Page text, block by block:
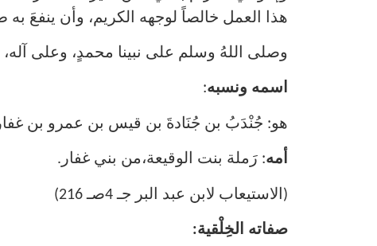
هذا العمل خالصاً لوجهه الكريم، وأن ينفعَ
وصلى اللهُ وسلم على نبينا محمدٍ، وعلى آله،
اسمه ونسبه:
هو: جُنْدَبُ بن جُنَادةَ بن قيس بن عمرو بن
أمه: رَملة بنت الوقيعة،من بني غفار.
(الاستيعاب لابن عبد البر جـ 4صـ 216)
صفاته الخِلْقية: